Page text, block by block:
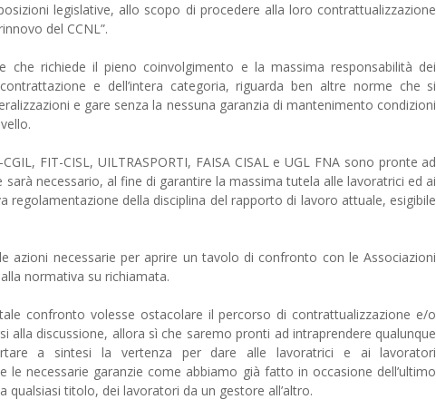
legislative, allo scopo di procedere alla loro contrattualizzazione
del CCNL”.
richiede il pieno coinvolgimento e la massima responsabilità dei
e dell’intera categoria, riguarda ben altre norme che si
e gare senza la nessuna garanzia di mantenimento condizioni
FIT-CISL, UILTRASPORTI, FAISA CISAL e UGL FNA sono pronte ad
necessario, al fine di garantire la massima tutela alle lavoratrici ed ai
regolamentazione della disciplina del rapporto di lavoro attuale, esigibile
azioni necessarie per aprire un tavolo di confronto con le Associazioni
normativa su richiamata.
confronto volesse ostacolare il percorso di contrattualizzazione e/o
discussione, allora sì che saremo pronti ad intraprendere qualunque
a sintesi la vertenza per dare alle lavoratrici e ai lavoratori
necessarie garanzie come abbiamo già fatto in occasione dell’ultimo
titolo, dei lavoratori da un gestore all’altro.